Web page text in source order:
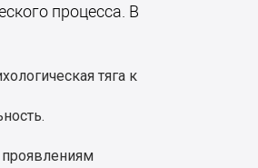
процесса. В
тяга к
проявлениям